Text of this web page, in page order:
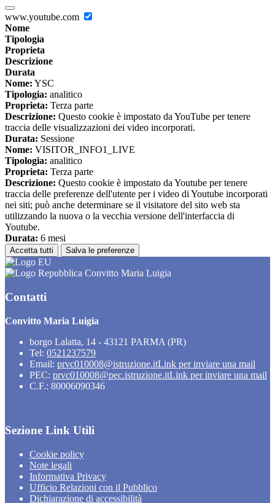
www.youtube.com
Nome
Tipologia
Proprieta
Descrizione
Durata
Nome: YSC
Tipologia: analitico
Proprieta: Terza parte
Descrizione: Questo cookie è impostato da YouTube per tenere
traccia delle visualizzazioni dei video incorporati.
Durata: Sessione
Nome: VISITOR_INFO1_LIVE
Tipologia: analitico
Proprieta: Terza parte
Descrizione: Questo cookie è impostato da Youtube per tenere
traccia delle preferenze dell'utente per i video di Youtube incorporati
nei siti; può anche determinare se il visitatore del sito web sta
utilizzando la nuova o la vecchia versione dell'interfaccia di
Youtube.
Durata: 6 mesi
Accetta tutti Salva le preferenze
Convitto Maria Luigia
Contatti
Convitto Maria Luigia
borgo Lalatta, 14 - 43121 PARMA (PR)
Tel: 0521237579
Email: prvc010008@istruzione.itLink per inviare una mail
PEC: prvc010008@pec.istruzione.itLink per inviare una mail
C.F.: 80006090346
Sezione Link Utili
Cookie policy
Note legali
Informativa Privacy
Ufficio Relazioni con il Pubblico
Dichiarazione di accessibilità